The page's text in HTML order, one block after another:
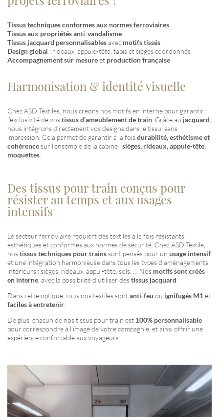
Tissus techniques conformes aux normes ferroviaires
Tissus aux propriétés anti-vandalisme
Tissus jacquard personnalisablesavec motifs tissés
Design global : rideaux, appuie-tête, tapis et sièges coordonnés
Accompagnement sur mesureet production française
Harmonisation & identité visuelle
Chez ASD Textiles, nous créons nos motifs en interne pour garantir
l’exclusivité de vostissus d’ameublement de train . Grâce au jacquard
nous intégrons directement vos designs dans le tissu, sans
impression. Cela permet de garantir à la foisdurabilité, esthétisme et
cohérencesur l’ensemble de la cabine :sièges, rideaux, appuie-tête,
moquettes
Des tissus pour train conçus pour
résister au temps et aux usages
intensifs
Le secteur ferroviaire requiert des textiles à la fois résistants,
esthétiques et conformes aux normes de sécurité. Chez ASD Textile,
nostissus techniques pour trainssont pensés pour un usage intensif
et une intégration harmonieuse dans tous les types d’aménagements
intérieurs : sièges, rideaux, appui-tête, sols, … Nos motifs sont créés
en interne , avec la possibilité d’utiliser destissus jacquard
Dans cette optique, tous nos textiles sontanti-feu ou ignifugés M1 et
faciles à entretenir
De plus, chacun de nos tissus pour train est 100% personnalisable
pour correspondre à l’image de votre compagnie, et ainsi offrir une
expérience confortable aux voyageurs.